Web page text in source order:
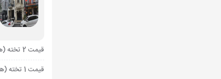
قیمت 2 تخته (هرنفر)
قیمت 1 تخته (هرنفر)